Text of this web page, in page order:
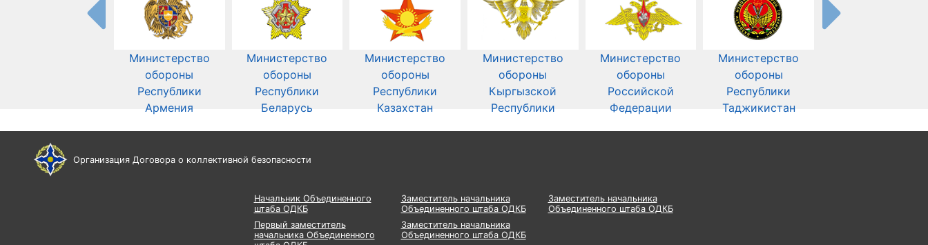
Министерство
обороны
Республики
Армения
Министерство
обороны
Республики
Беларусь
Министерство
обороны
Республики
Казахстан
Министерство
обороны
Кыргызской
Республики
Министерство
обороны
Российской
Федерации
Министерство
обороны
Республики
Таджикистан
Организация Договора о коллективной безопасности
Начальник Объединенного
штаба ОДКБ
Первый заместитель
начальника Объединенного
Заместитель начальника
Объединенного штаба ОДКБ
Заместитель начальника
Объединенного штаба ОДКБ
Заместитель начальника
Объединенного штаба ОДКБ